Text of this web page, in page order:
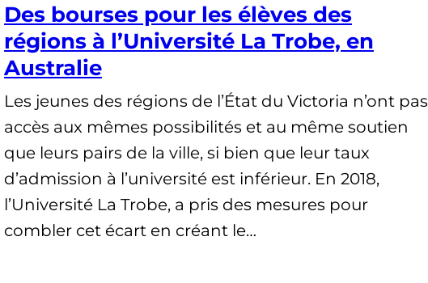
Des bourses pour les élèves des
régions à l’Université La Trobe, en
Australie
Les jeunes des régions de l’État du Victoria n’ont pas
accès aux mêmes possibilités et au même soutien
que leurs pairs de la ville, si bien que leur taux
d’admission à l’université est inférieur. En 2018,
l’Université La Trobe, a pris des mesures pour
combler cet écart en créant le…